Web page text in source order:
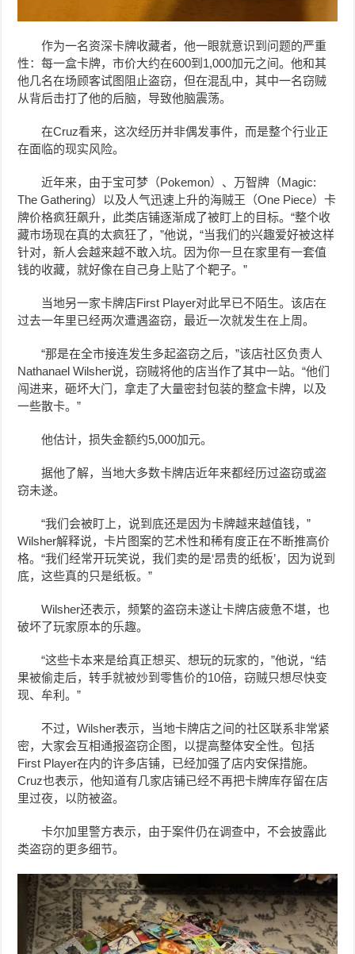
作为一名资深卡牌收藏者，他一眼就意识到问题的严重
性：每一盒卡牌，市价大约在600到1,000加元之间。他和其
他几名在场顾客试图阻止盗窃，但在混乱中，其中一名窃贼
从背后击打了他的后脑，导致他脑震荡。
在Cruz看来，这次经历并非偶发事件，而是整个行业正
在面临的现实风险。
近年来，由于宝可梦（Pokemon）、万智牌（Magic:
The Gathering）以及人气迅速上升的海贼王（One Piece）卡
牌价格疯狂飙升，此类店铺逐渐成了被盯上的目标。“整个收
藏市场现在真的太疯狂了，”他说，“当我们的兴趣爱好被这样
针对，新人会越来越不敢入坑。因为你一旦在家里有一套值
钱的收藏，就好像在自己身上贴了个靶子。”
当地另一家卡牌店First Player对此早已不陌生。该店在
过去一年里已经两次遭遇盗窃，最近一次就发生在上周。
“那是在全市接连发生多起盗窃之后，”该店社区负责人
Nathanael Wilsher说，窃贼将他的店当作了其中一站。“他们
闯进来，砸坏大门，拿走了大量密封包装的整盒卡牌，以及
一些散卡。”
他估计，损失金额约5,000加元。
据他了解，当地大多数卡牌店近年来都经历过盗窃或盗
窃未遂。
“我们会被盯上，说到底还是因为卡牌越来越值钱，”
Wilsher解释说，卡片图案的艺术性和稀有度正在不断推高价
格。“我们经常开玩笑说，我们卖的是‘昂贵的纸板’，因为说到
底，这些真的只是纸板。”
Wilsher还表示，频繁的盗窃未遂让卡牌店疲惫不堪，也
破坏了玩家原本的乐趣。
“这些卡本来是给真正想买、想玩的玩家的，”他说，“结
果被偷走后，转手就被炒到零售价的10倍，窃贼只想尽快变
现、牟利。”
不过，Wilsher表示，当地卡牌店之间的社区联系非常紧
密，大家会互相通报盗窃企图，以提高整体安全性。包括
First Player在内的许多店铺，已经加强了店内安保措施。
Cruz也表示，他知道有几家店铺已经不再把卡牌库存留在店
里过夜，以防被盗。
卡尔加里警方表示，由于案件仍在调查中，不会披露此
类盗窃的更多细节。